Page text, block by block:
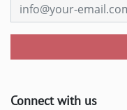
Connect with us